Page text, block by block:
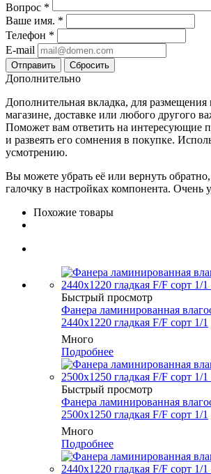
Вопрос *
Ваше имя. *
Телефон *
E-mail
Сбросить
Дополнительно
Дополнительная вкладка, для
магазине, доставке или любого другого
Поможет вам ответить на интересующие
и развеять его сомнения в покупке.
усмотрению.
Вы можете убрать её или вернуть
галочку в настройках компонента. Очень
Похожие товары
Быстрый просмотр
Фанера ламинированная
2440х1220 гладкая F/F сорт 1/1
Много
Подробнее
Быстрый просмотр
Фанера ламинированная
2500х1250 гладкая F/F сорт 1/1
Много
Подробнее